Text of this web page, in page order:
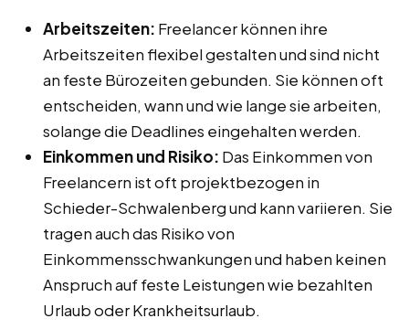
Arbeitszeiten: Freelancer können ihre
Arbeitszeiten flexibel gestalten und sind nicht
an feste Bürozeiten gebunden. Sie können oft
entscheiden, wann und wie lange sie arbeiten,
solange die Deadlines eingehalten werden.
Einkommen und Risiko: Das Einkommen von
Freelancern ist oft projektbezogen in
Schieder-Schwalenberg und kann variieren. Sie
tragen auch das Risiko von
Einkommensschwankungen und haben keinen
Anspruch auf feste Leistungen wie bezahlten
Urlaub oder Krankheitsurlaub.